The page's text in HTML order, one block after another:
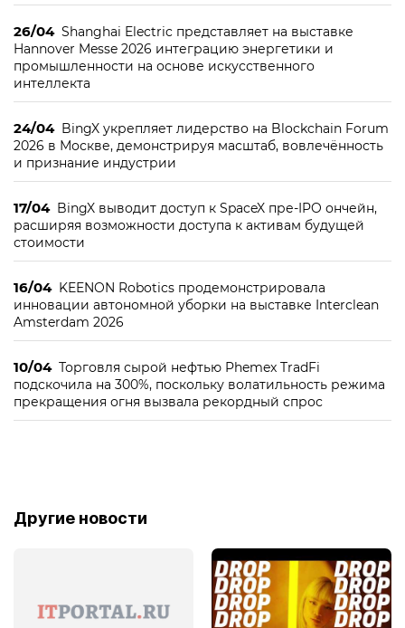
26/04 Shanghai Electric представляет на выставке
Hannover Messe 2026 интеграцию энергетики и
промышленности на основе искусственного
интеллекта
24/04 BingX укрепляет лидерство на Blockchain Forum
2026 в Москве, демонстрируя масштаб, вовлечённость
и признание индустрии
17/04 BingX выводит доступ к SpaceX пре-IPO ончейн,
расширяя возможности доступа к активам будущей
стоимости
16/04 KEENON Robotics продемонстрировала
инновации автономной уборки на выставке Interclean
Amsterdam 2026
10/04 Торговля сырой нефтью Phemex TradFi
подскочила на 300%, поскольку волатильность режима
прекращения огня вызвала рекордный спрос
Другие новости